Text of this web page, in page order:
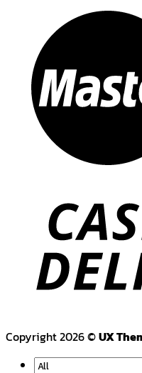
Copyright 2026 ©UX